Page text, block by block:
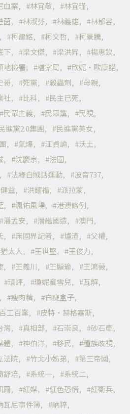
血案 林宜敬
林宜瑾
茵 林淑芬 林義雄
林郁容
柯建銘 柯文哲
柯景騰
下 梁文傑 梁洪昇
楊惠欽
地檢署 檔案局
欣妮·歐康諾
哥 死黨 殺蟲劑
母親
社 比科
民主已死
民眾主義 民眾黨
民視
進黨2.0集團
民進黨美女
氣爆 江貞諭
沃土
沈慶京
法國
法綠白賊話運動
波音737
益 洪耀福
派拉蒙
渢佑風場
港澳條例
潘孟安 潛艦國造
澳門
無國界記者 爐渣
父權
猶太人 王世堅
王俊力
王義川 王顯瑜
王鴻薇
環評 瓊妮蜜雪兒
瓦解
瘦肉精
白癡盒子
百工百業
皮特·赫格塞斯
灣 真相部 石崇良
砂石車
體 神伯洋 移民
種族歧視
法院 竹北小姊弟
第三帝國
舒培 系統一
系統二
爾 紅媒 紅色恐慌
紅衛兵
瓦尼事件簿
納粹